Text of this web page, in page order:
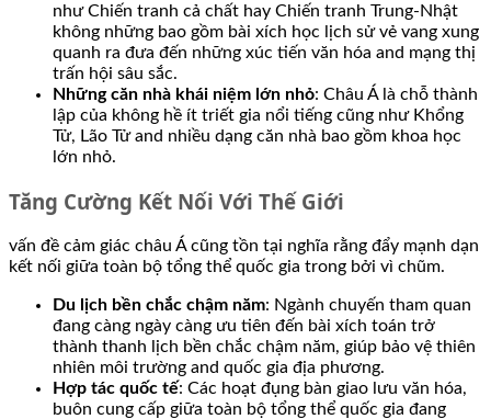
như Chiến tranh cả chất hay Chiến tranh Trung-Nhật
không những bao gồm bài xích học lịch sử vẻ vang xung
quanh ra đưa đến những xúc tiến văn hóa and mạng thị
trấn hội sâu sắc.
Những căn nhà khái niệm lớn nhỏ: Châu Á là chỗ thành
lập của không hề ít triết gia nổi tiếng cũng như Khổng
Tử, Lão Tử and nhiều dạng căn nhà bao gồm khoa học
lớn nhỏ.
Tăng Cường Kết Nối Với Thế Giới
vấn đề cảm giác châu Á cũng tồn tại nghĩa rằng đẩy mạnh dạn
kết nối giữa toàn bộ tổng thể quốc gia trong bởi vì chũm.
Du lịch bền chắc chậm năm: Ngành chuyến tham quan
đang càng ngày càng ưu tiên đến bài xích toán trở
thành thanh lịch bền chắc chậm năm, giúp bảo vệ thiên
nhiên môi trường and quốc gia địa phương.
Hợp tác quốc tế: Các hoạt đụng bàn giao lưu văn hóa,
buôn cung cấp giữa toàn bộ tổng thể quốc gia đang